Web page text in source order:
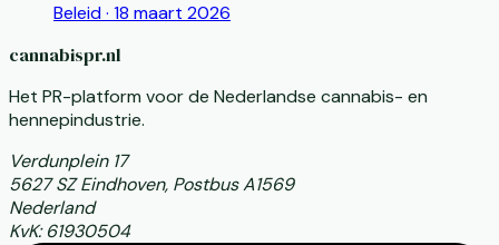
Beleid· 18 maart 2026
cannabispr.nl
Het PR-platform voor de Nederlandse cannabis- en
hennepindustrie.
Verdunplein 17
5627 SZ Eindhoven, Postbus A1569
Nederland
KvK: 61930504